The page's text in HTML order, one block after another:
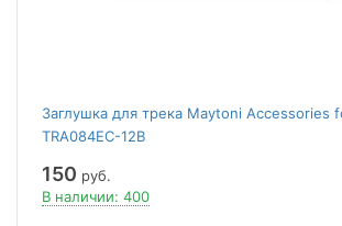
Заглушка для трека Maytoni Accessories
TRA084EC-12B
150 руб.
В наличии: 400